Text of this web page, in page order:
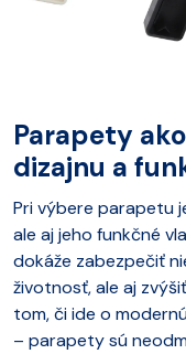
Parapety
dizajnu a
Pri výbere parapetu
ale aj jeho funkčné
dokáže zabezpečiť
životnosť, ale aj
tom, či ide o
– parapety sú